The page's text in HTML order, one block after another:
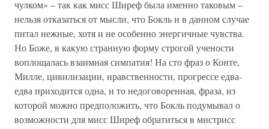
чулком» – так как мисс Ширеф была именно таковым –
нельзя отказаться от мысли, что Бокль и в данном случае
питал нежные, хотя и не особенно энергичные чувства.
Но Боже, в какую странную форму строгой учености
воплощалась взаимная симпатия! На сто фраз о Конте,
Милле, цивилизации, нравственности, прогрессе едва-
едва приходится одна, и то недоговоренная, фраза, из
которой можно предположить, что Бокль подумывал о
возможности для мисс Ширеф обратиться в мистрисс